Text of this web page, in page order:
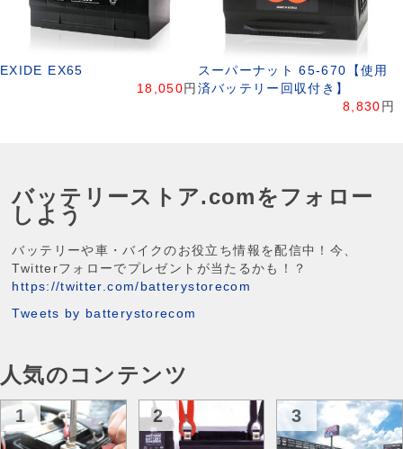
EXIDE EX65
18,050 円
スーパーナット 65-670【使用
済バッテリー回収付き】
8,830 円
バッテリーストア.comをフォロー
しよう
バッテリーや車・バイクのお役立ち情報を配信中！今、
Twitterフォローでプレゼントが当たるかも！？
https://twitter.com/batterystorecom
Tweets by batterystorecom
人気のコンテンツ
1 2 3